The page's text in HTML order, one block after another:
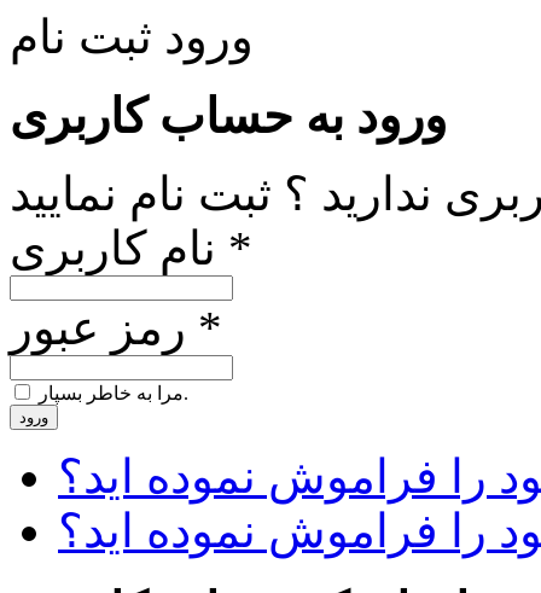
ورود ثبت نام
ورود به حساب کاربری
ندارید ؟ ثبت نام نمایید
نام کاربری *
رمز عبور *
مرا به خاطر بسپار.
ورود
را فراموش نموده اید؟
را فراموش نموده اید؟